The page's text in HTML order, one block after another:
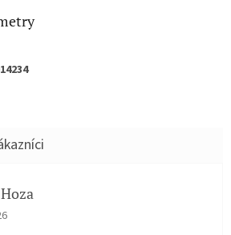
obchodu je 5 z 5 hvězdiček.